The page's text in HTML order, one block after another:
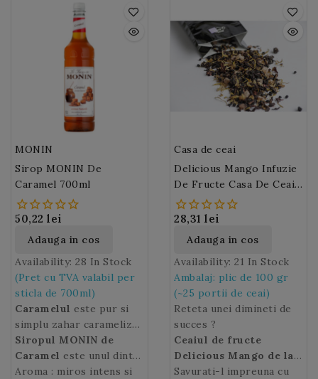
MONIN
Sirop MONIN De
Caramel 700ml
50,22 lei
Adauga in cos
Availability: 28 In Stock
(Pret cu TVA valabil per
sticla de 700ml)
Caramelul este pur si
simplu zahar caramelizat
si este cel mai popular
produs de cofetarie.
Carameluleste obtinut
Siropul MONIN de
Caramel este unul dintre
ingredientele esentiale
Aroma : miros intens si
Casa de ceai
Delicious Mango Infuzie
De Fructe Casa De Ceai
(M166)
28,31 lei
Adauga in cos
Availability: 21 In Stock
Ambalaj: plic de 100 gr
(~25 portii de ceai)
Reteta unei dimineti de
succes ?
Ceaiul de fructe
Delicious Mango de la
Casa de Ceai, o multime
Savurati-l impreuna cu